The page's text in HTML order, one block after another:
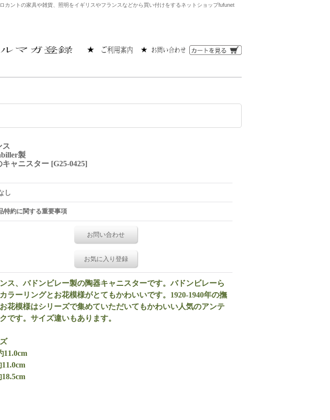
カントの家具や雑貨、照明をイギリスやフランスなどから買い付けをするネットショップfufunet
ス
製
キャニスター [G25-0425]
し
特約に関する重要事項
お問い合わせ
お気に入り登録
ス、バドンビレー製の陶器キャニスターです。バドンビレーら
ラーリングとお花模様がとてもかわいいです。1920-1940年の撫
花模様はシリーズで集めていただいてもかわいい人気のアンテ
です。サイズ違いもあります。
11.0cm